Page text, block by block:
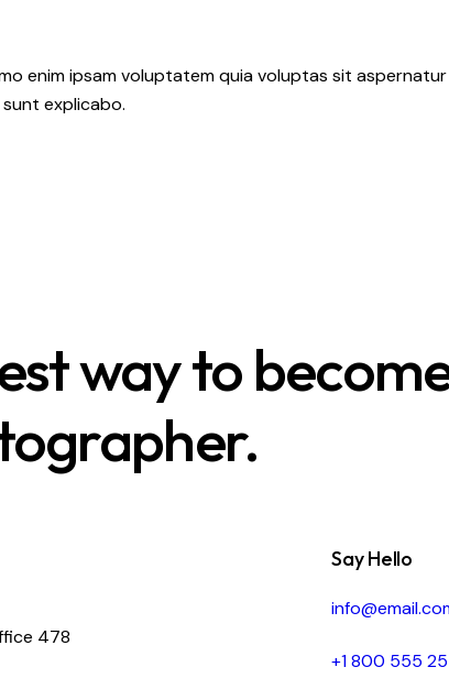
enim ipsam voluptatem quia voluptas sit
explicabo.
way to
478
Say Hello
+1 800 555